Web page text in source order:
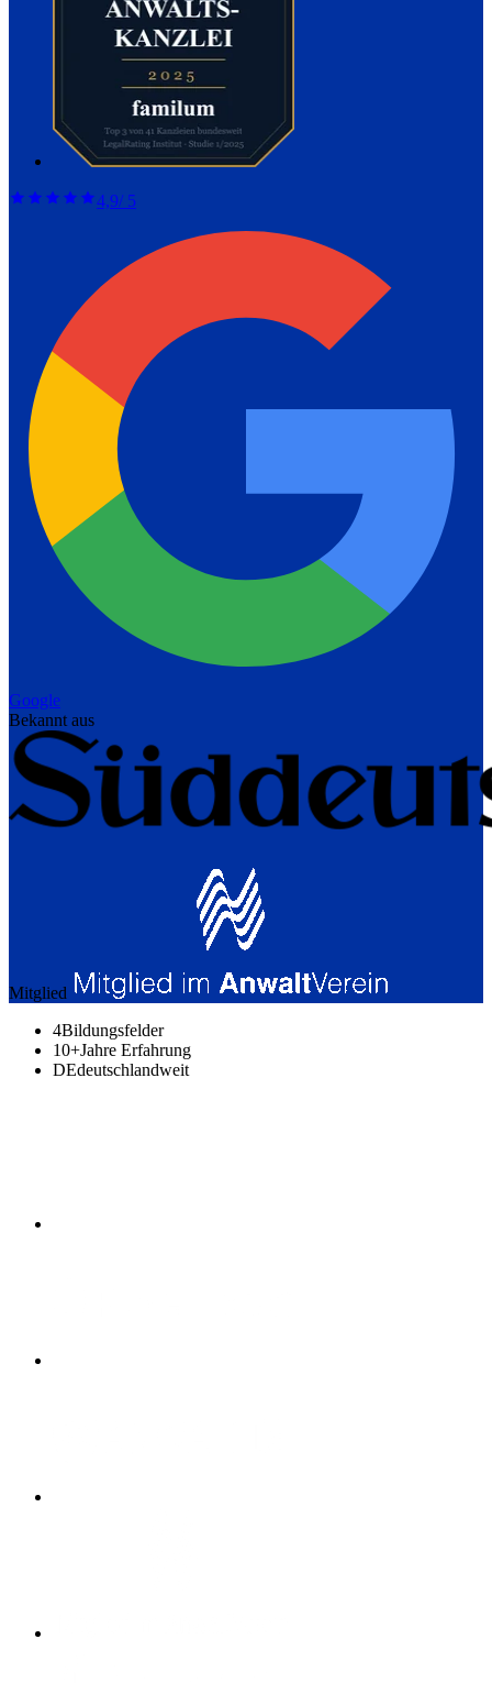
4,9/ 5
Google
Bekannt aus
Mitglied
4Bildungsfelder
10+Jahre Erfahrung
DEdeutschlandweit